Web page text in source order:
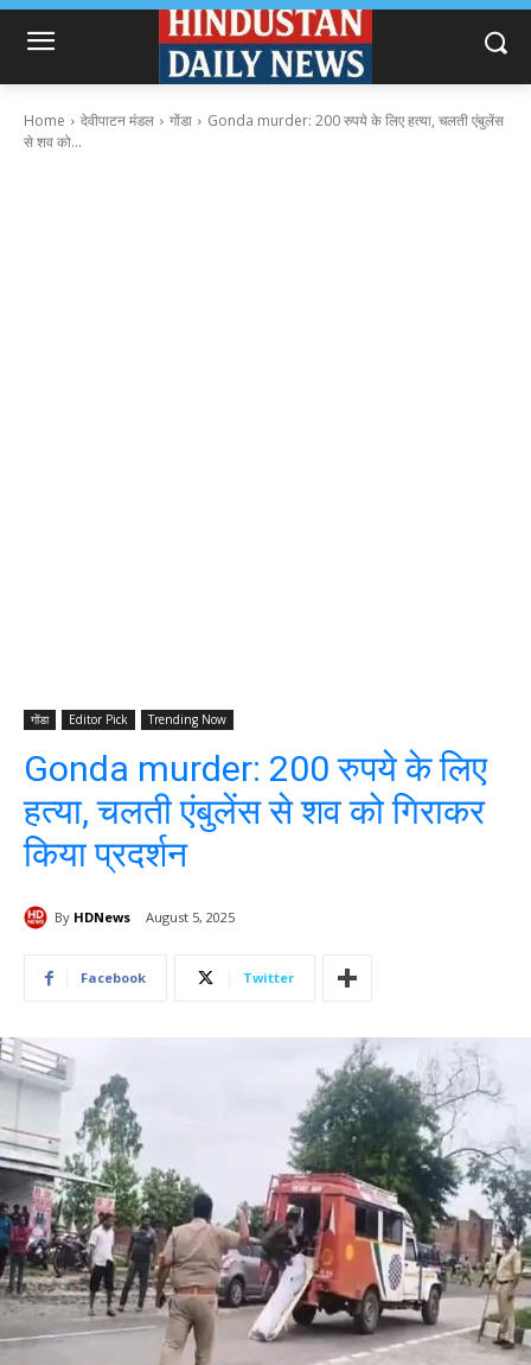
Home देवीपाटन मंडल गोंडा
Gonda murder: 200 रुपये के लिए हत्या, चलती एंबुलेंस
से शव को...
गोंडा Editor Pick Trending Now
Gonda murder: 200 रुपये के लिए
हत्या, चलती एंबुलेंस से शव को गिराकर
किया प्रदर्शन
By HDNews August 5, 2025
Facebook Twitter